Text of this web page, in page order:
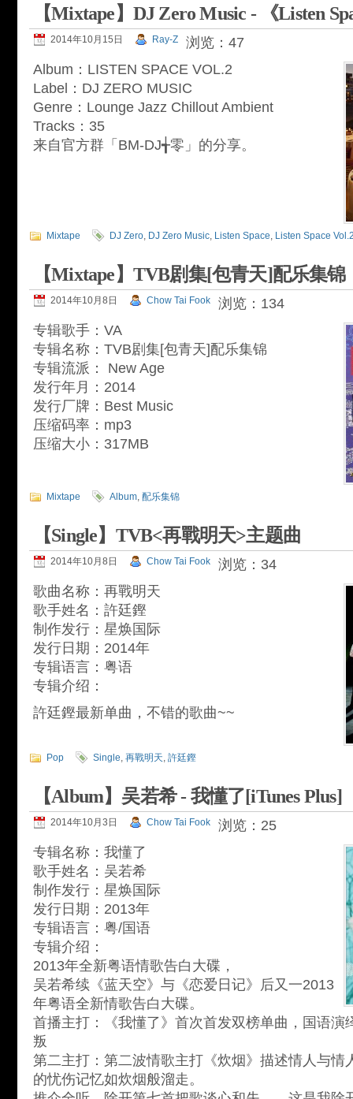
【Mixtape】DJ Zero Music - 《Listen
2014年10月15日 Ray-Z
浏览：47
Album：LISTEN SPACE VOL.2
Label：DJ ZERO MUSIC
Genre：Lounge Jazz Chillout Ambient
Tracks：35
来自官方群「BM-DJ╅零」的分享。
Mixtape DJ Zero, DJ Zero Music, Listen Space, Listen Space
【Mixtape】TVB剧集[包青天]配乐集锦
2014年10月8日 Chow Tai Fook
浏览：134
专辑歌手：VA
专辑名称：TVB剧集[包青天]配乐集锦
专辑流派： New Age
发行年月：2014
发行厂牌：Best Music
压缩码率：mp3
压缩大小：317MB
Mixtape Album, 配乐集锦
【Single】TVB<再戰明天>主题曲
2014年10月8日 Chow Tai Fook
浏览：34
歌曲名称：再戰明天
歌手姓名：許廷鏗
制作发行：星焕国际
发行日期：2014年
专辑语言：粤语
专辑介绍：
許廷鏗最新单曲，不错的歌曲~~
Pop Single, 再戰明天, 許廷鏗
【Album】吴若希 - 我懂了[iTunes Plus]
2014年10月3日 Chow Tai Fook
浏览：25
专辑名称：我懂了
歌手姓名：吴若希
制作发行：星焕国际
发行日期：2013年
专辑语言：粤/国语
专辑介绍：
2013年全新粤语情歌告白大碟，
吴若希续《蓝天空》与《恋爱日记》后又一2013
年粤语全新情歌告白大碟。
首播主打：《我懂了》首次首发双榜单曲，国语演
叛
第二主打：第二波情歌主打《炊烟》描述情人与情
的忧伤记忆如炊烟般溜走。